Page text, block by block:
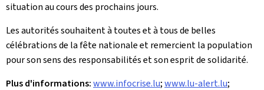
situation au cours des prochains jours.
Les autorités souhaitent à toutes et à tous de belles
célébrations de la fête nationale et remercient la population
pour son sens des responsabilités et son esprit de solidarité.
Plus d'informations:www.infocrise.lu;www.lu-alert.lu;